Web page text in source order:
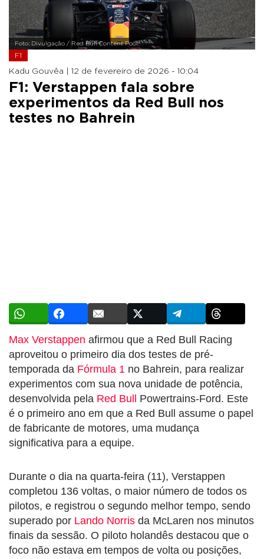
Foto: Divulgação / Red Bull Content Pool
F1
Kadu Gouvêa | 12 de fevereiro de 2026 - 10:04
F1: Verstappen fala sobre
experimentos da Red Bull nos
testes no Bahrein
Max Verstappen afirmou que a Red Bull Racing
aproveitou o primeiro dia dos testes de pré-
temporada da Fórmula 1 no Bahrein, para realizar
experimentos com sua nova unidade de potência,
desenvolvida pela Red Bull Powertrains-Ford. Este
é o primeiro ano em que a Red Bull assume o papel
de fabricante de motores, uma mudança
significativa para a equipe.
Durante o dia na quarta-feira (11), Verstappen
completou 136 voltas, o maior número de todos os
pilotos, e registrou o segundo melhor tempo, sendo
superado por Lando Norris da McLaren nos minutos
finais da sessão. O piloto holandês destacou que o
foco não estava em tempos de volta ou posições,